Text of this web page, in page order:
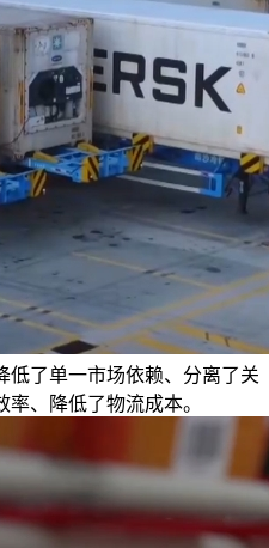
低了单一市场依赖、分离了关
、降低了物流成本。